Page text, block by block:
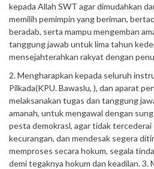
kepada Allah SWT agar dimudahkan
memilih pemimpin yang beriman,
beradab, serta mampu mengemban
tanggung jawab untuk lima tahun
mensejahterahkan rakyat dengan
2. Mengharapkan kepada seluruh
Pilkada(KPU. Bawaslu, ), dan aparat
melaksanakan tugas dan tanggung
amanah, untuk mengawal dengan
pesta demokrasl, agar tidak
kecurangan, dan mendesak segera
memproses secara hokum, segala
demi tegaknya hokum dan keadilan. 3.